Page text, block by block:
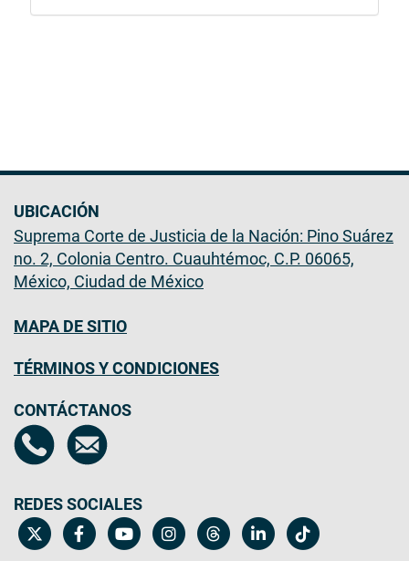
UBICACIÓN
Suprema Corte de Justicia de la Nación: Pino Suárez
no. 2, Colonia Centro. Cuauhtémoc, C.P. 06065,
México, Ciudad de México
MAPA DE SITIO
TÉRMINOS Y CONDICIONES
CONTÁCTANOS
REDES SOCIALES